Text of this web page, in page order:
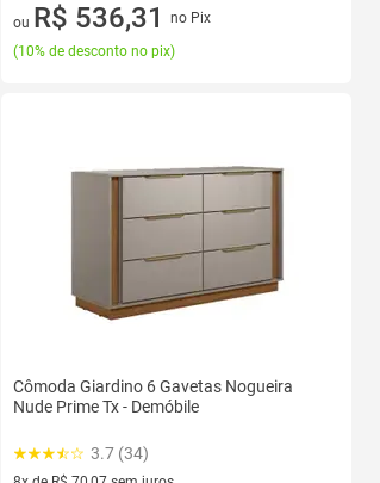
8 vez de R$ 74,49 sem juros
ou R$ 536,31
no Pix
(10% de desconto no pix)
Cômoda Giardino 6 Gavetas Nogueira
Nude Prime Tx - Demóbile
3.7 (34)